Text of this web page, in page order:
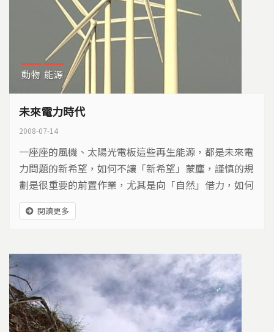
動物 能源
未來電力時代
2008-07-14
一座座的風機、太陽光電板這些再生能源，都是未來電
力問題的新希望，如何不讓「新希望」蒙塵，謹慎的規
劃是很重要的前置作業，尤其是向「自然」借力，如何
借力使力，讓綠色電力可以永續使用，是值得大家好好
來研究的。
閱讀更多